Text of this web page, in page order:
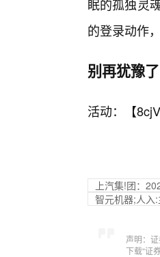
眠的孤独灵
的登录动作
别再犹豫
活动：【
上汽集!团：
智元机器;人入
声明：
下载“证